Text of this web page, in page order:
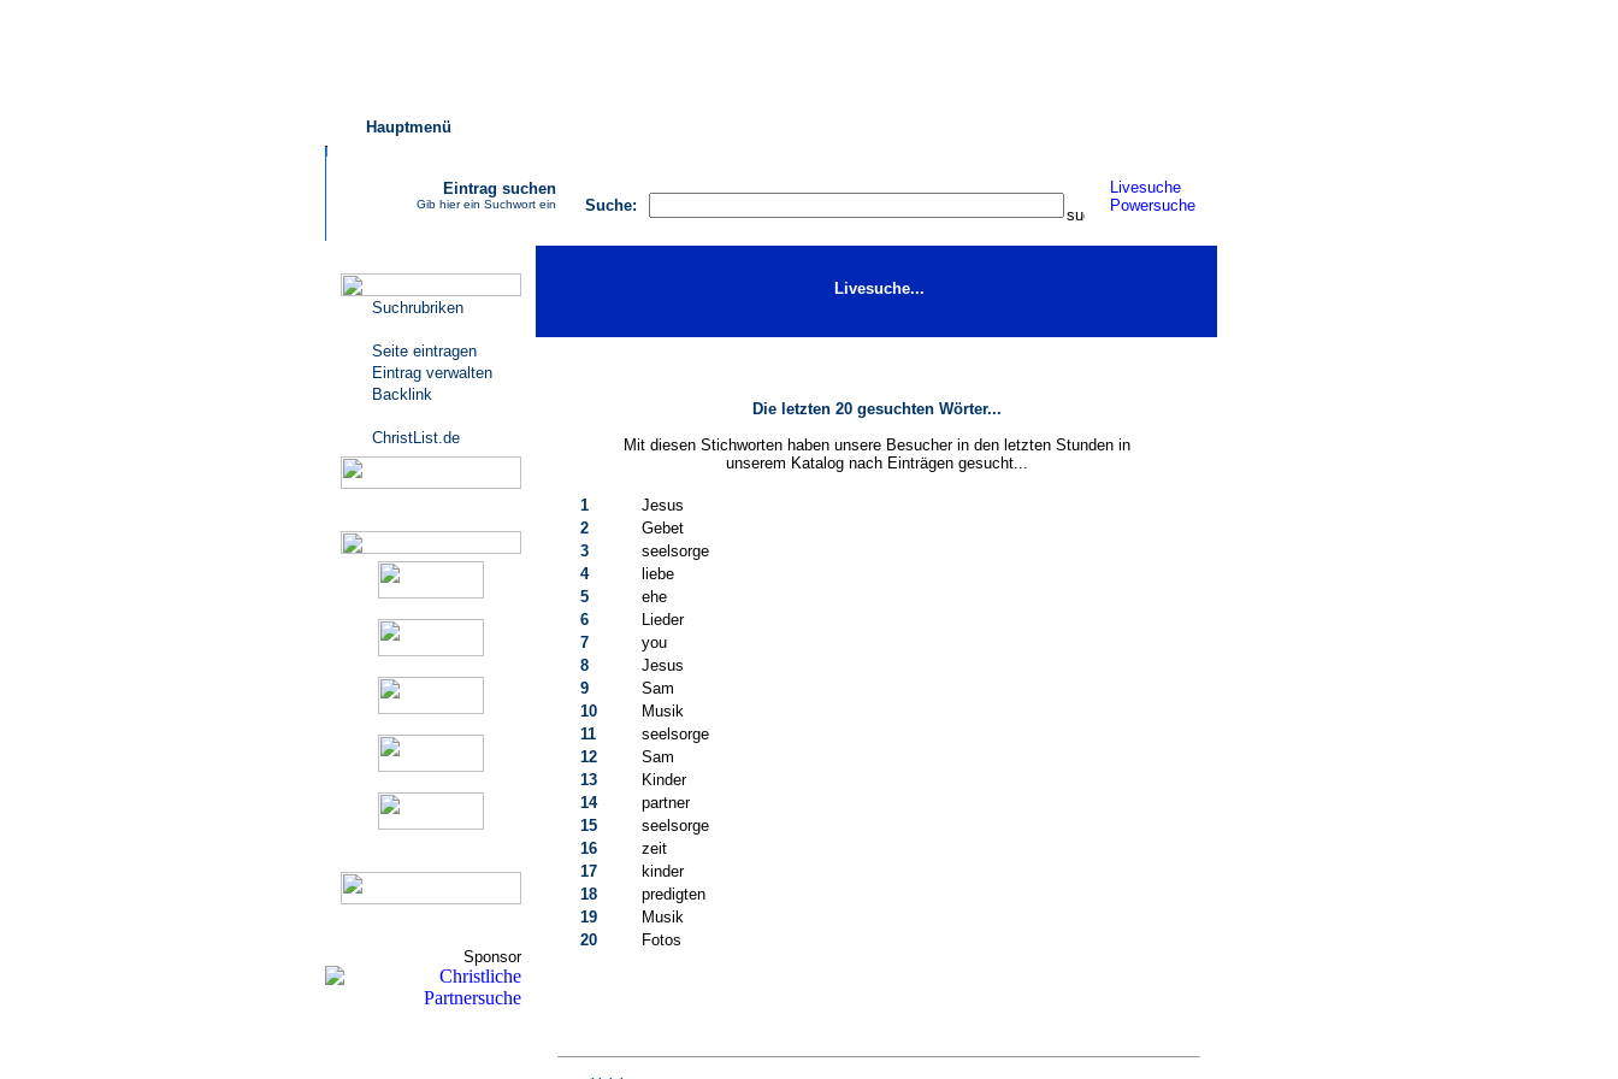
Hauptmenü
Suche:
Livesuche
Powersuche
Eintrag suchen
Gib hier ein Suchwort ein
Suchrubriken
Seite eintragen
Eintrag verwalten
Backlink
ChristList.de
Sponsor
Livesuche...
Die letzten 20 gesuchten Wörter...
Mit diesen Stichworten haben unsere Besucher in den letzten Stunden in
unserem Katalog nach Einträgen gesucht...
1
Jesus
2
Gebet
3
seelsorge
4
liebe
5
ehe
6
Lieder
7
you
8
Jesus
9
Sam
10
Musik
11
seelsorge
12
Sam
13
Kinder
14
partner
15
seelsorge
16
zeit
17
kinder
18
predigten
19
Musik
20
Fotos